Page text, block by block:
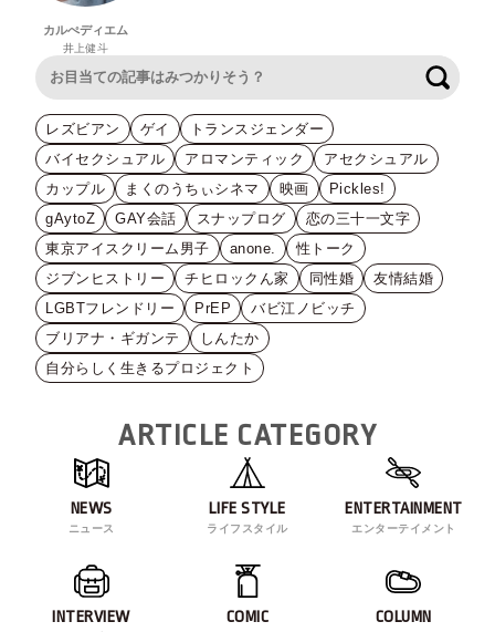
カルぺディエム
井上健斗
レズビアン ゲイ
トランスジェンダー
バイセクシュアル
アロマンティック
アセクシュアル
カップル
まくのうちぃシネマ 映画
Pickles!
gAytoZ
GAY会話 スナップログ
恋の三十一文字
東京アイスクリーム男子
anone.
性トーク
ジブンヒストリー
チヒロックん家 同性婚
友情結婚
LGBTフレンドリー
PrEP
バビ江ノビッチ
ブリアナ・ギガンテ
しんたか
自分らしく生きるプロジェクト
ARTICLE CATEGORY
NEWS
ニュース
LIFE STYLE
ライフスタイル
ENTERTAINMENT
エンターテイメント
INTERVIEW COMIC COLUMN